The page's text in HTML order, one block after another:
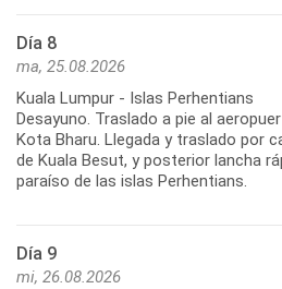
Día 8
ma, 25.08.2026
Kuala Lumpur - Islas Perhentians
Desayuno. Traslado a pie al
Kota Bharu. Llegada y traslado por
de Kuala Besut, y posterior lancha
paraíso de las islas Perhentians.
Día 9
mi, 26.08.2026